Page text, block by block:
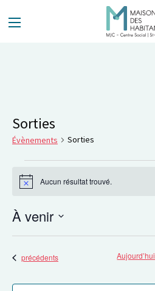
Sorties
Évènements Sorties
Évènements
Notice Aucun résultat trouvé.
À venir
date.
Évènements
précédents Aujourd’hui
Panneau de gestion des cookies